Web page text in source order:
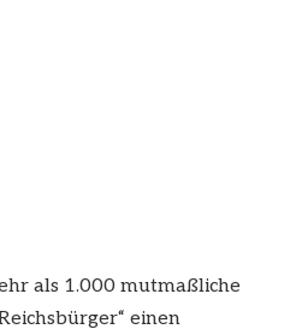
als 1.000 mutmaßliche
einen